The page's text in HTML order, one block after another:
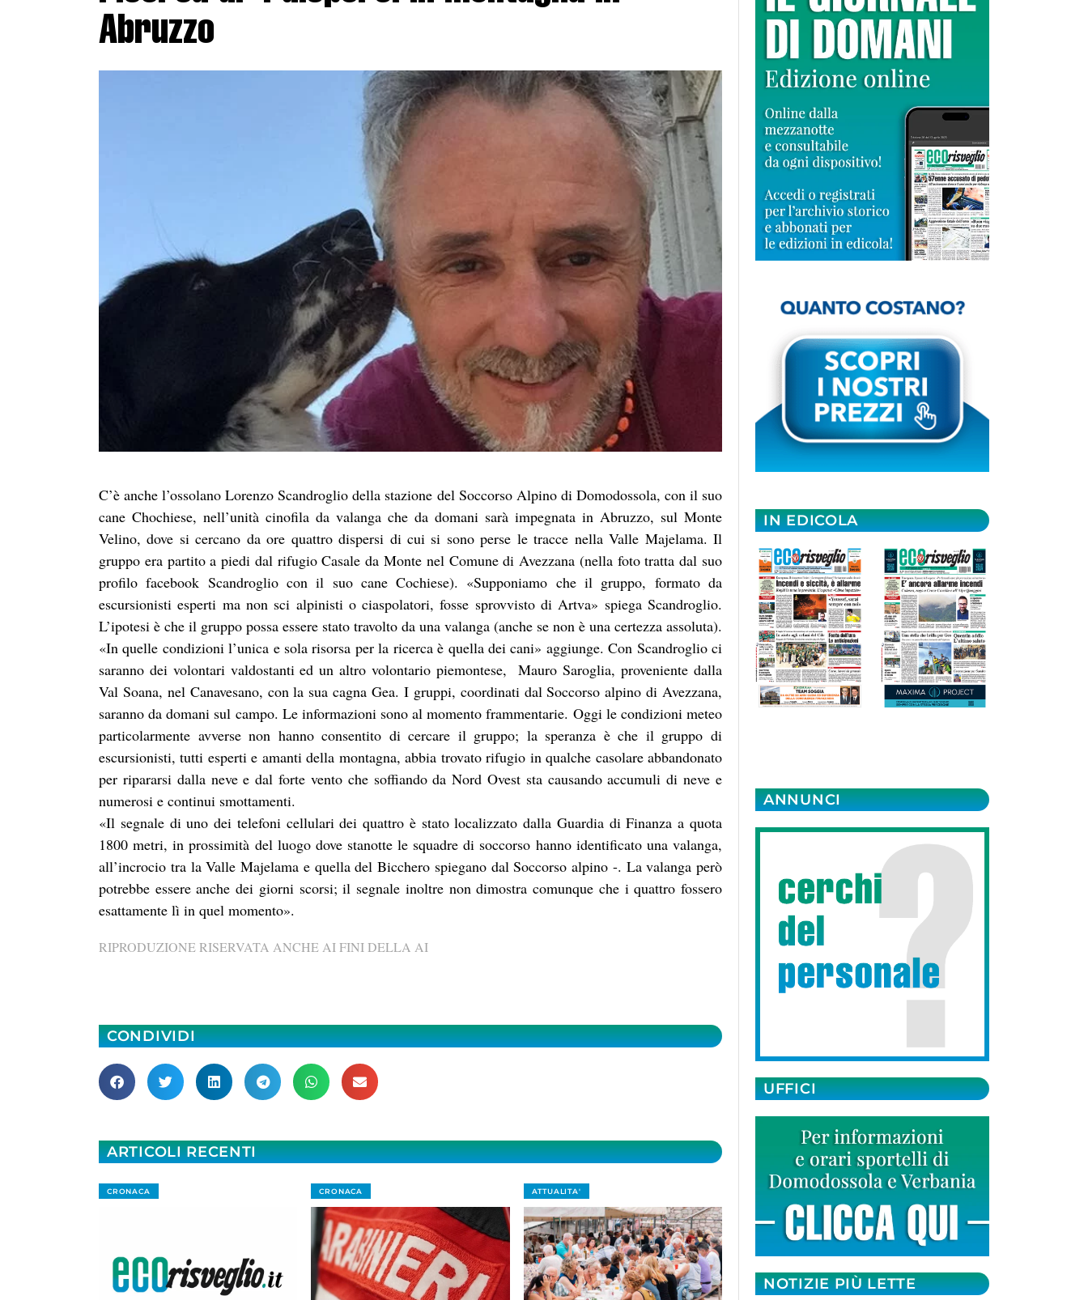
Abruzzo
C’è anche l’ossolano Lorenzo Scandroglio della stazione del Soccorso Alpino di Domodossola, con il suo
cane Chochiese, nell’unità cinofila da valanga che da domani sarà impegnata in Abruzzo, sul Monte
Velino, dove si cercano da ore quattro dispersi di cui si sono perse le tracce nella Valle Majelama. Il
gruppo era partito a piedi dal rifugio Casale da Monte nel Comune di Avezzana (nella foto tratta dal suo
profilo facebook Scandroglio con il suo cane Cochiese). «Supponiamo che il gruppo, formato da
escursionisti esperti ma non sci alpinisti o ciaspolatori, fosse sprovvisto di Artva» spiega Scandroglio.
L’ipotesi è che il gruppo possa essere stato travolto da una valanga (anche se non è una certezza assoluta).
«In quelle condizioni l’unica e sola risorsa per la ricerca è quella dei cani» aggiunge. Con Scandroglio ci
saranno dei volontari valdostanti ed un altro volontario piemontese, Mauro Saroglia, proveniente dalla
Val Soana, nel Canavesano, con la sua cagna Gea. I gruppi, coordinati dal Soccorso alpino di Avezzana,
saranno da domani sul campo. Le informazioni sono al momento frammentarie. Oggi le condizioni meteo
particolarmente avverse non hanno consentito di cercare il gruppo; la speranza è che il gruppo di
escursionisti, tutti esperti e amanti della montagna, abbia trovato rifugio in qualche casolare abbandonato
per ripararsi dalla neve e dal forte vento che soffiando da Nord Ovest sta causando accumuli di neve e
numerosi e continui smottamenti.
«Il segnale di uno dei telefoni cellulari dei quattro è stato localizzato dalla Guardia di Finanza a quota
1800 metri, in prossimità del luogo dove stanotte le squadre di soccorso hanno identificato una valanga,
all’incrocio tra la Valle Majelama e quella del Bicchero spiegano dal Soccorso alpino -. La valanga però
potrebbe essere anche dei giorni scorsi; il segnale inoltre non dimostra comunque che i quattro fossero
esattamente lì in quel momento».
RIPRODUZIONE RISERVATA ANCHE AI FINI DELLA AI
CONDIVIDI
ARTICOLI RECENTI
CRONACA CRONACA ATTUALITA'
IN EDICOLA
ANNUNCI
UFFICI
NOTIZIE PIÙ LETTE